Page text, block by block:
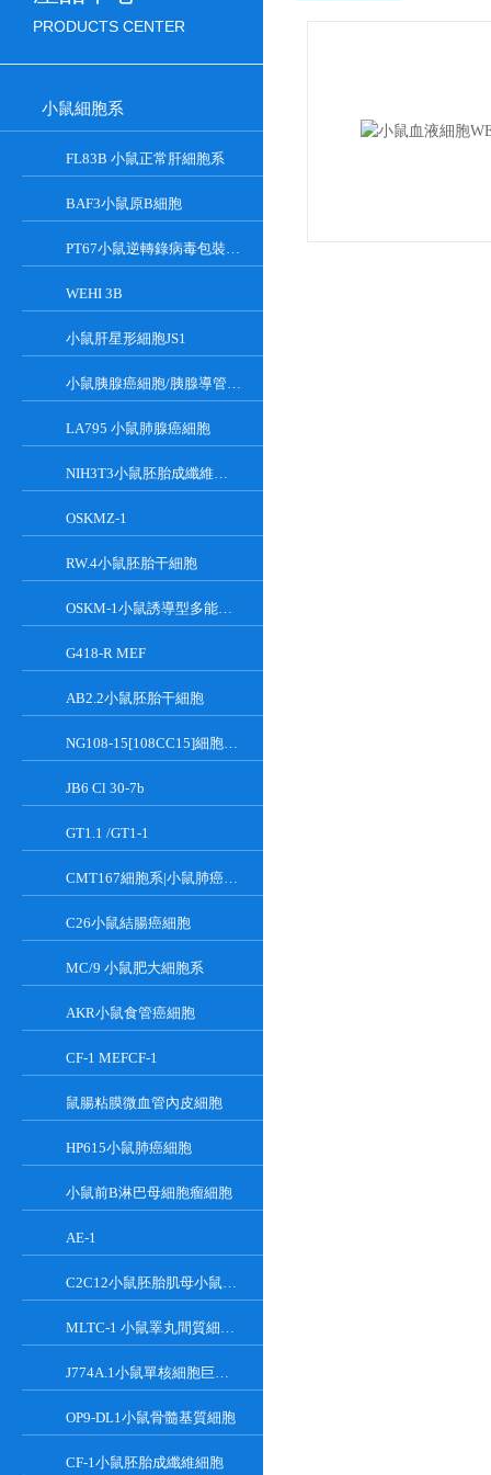
PRODUCTS CENTER
小鼠細胞系
FL83B 小鼠正常肝細胞系
BAF3小鼠原B細胞
PT67小鼠逆轉錄病毒包裝細胞
WEHI 3B
小鼠肝星形細胞JS1
小鼠胰腺癌細胞/胰腺導管癌PAN02
LA795 小鼠肺腺癌細胞
NIH3T3小鼠胚胎成纖維細胞
OSKMZ-1
RW.4小鼠胚胎干細胞
OSKM-1小鼠誘導型多能干細胞
G418-R MEF
AB2.2小鼠胚胎干細胞
NG108-15[108CC15]細胞系|小鼠神經母瘤與大鼠膠質瘤之融合細胞
JB6 Cl 30-7b
GT1.1 /GT1-1
CMT167細胞系|小鼠肺癌細胞
C26小鼠結腸癌細胞
MC/9 小鼠肥大細胞系
AKR小鼠食管癌細胞
CF-1 MEFCF-1
鼠腸粘膜微血管內皮細胞
HP615小鼠肺癌細胞
小鼠前B淋巴母細胞瘤細胞
AE-1
C2C12小鼠胚胎肌母小鼠胚胎肌母細胞
MLTC-1 小鼠睪丸間質細胞瘤細胞系
J774A.1小鼠單核細胞巨噬細胞
OP9-DL1小鼠骨髓基質細胞
CF-1小鼠胚胎成纖維細胞